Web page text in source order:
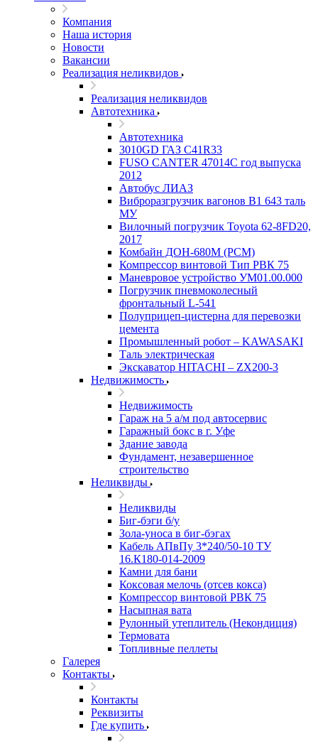
Компания
Наша история
Новости
Вакансии
Реализация неликвидов
Реализация неликвидов
Автотехника
Автотехника
3010GD ГАЗ С41R33
FUSO CANTER 47014C год выпуска
2012
Автобус ЛИАЗ
Виброразгрузчик вагонов В1 643 таль
МУ
Вилочный погрузчик Toyota 62-8FD20,
2017
Комбайн ДОН-680М (РСМ)
Компрессор винтовой Тип РВК 75
Маневровое устройство УМ01.00.000
Погрузчик пневмоколесный
фронтальный L-541
Полуприцеп-цистерна для перевозки
цемента
Промышленный робот – KAWASAKI
Таль электрическая
Экскаватор HITACHI – ZX200-3
Недвижимость
Недвижимость
Гараж на 5 а/м под автосервис
Гаражный бокс в г. Уфе
Здание завода
Фундамент, незавершенное
строительство
Неликвиды
Неликвиды
Биг-бэги б/у
Зола-уноса в биг-бэгах
Кабель АПвПу 3*240/50-10 ТУ
16.К180-014-2009
Камни для бани
Коксовая мелочь (отсев кокса)
Компрессор винтовой РВК 75
Насыпная вата
Рулонный утеплитель (Некондиция)
Термовата
Топливные пеллеты
Галерея
Контакты
Контакты
Реквизиты
Где купить